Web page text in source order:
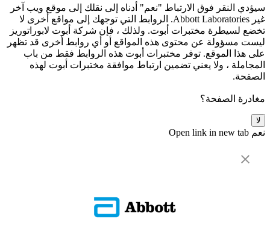
سيؤدي النقر فوق الارتباط "نعم" أدناه إلى نقلك إلى موقع ويب آخر
غير Abbott Laboratories. الروابط التي توجهك إلى مواقع أخرى لا
تخضع لسيطرة مختبرات أبوت. ولذلك ، فإن شركة أبوت لابوراتوريز
ليست مسؤولة عن محتوى هذه المواقع أو أي روابط أخرى قد تظهر
على هذا الموقع. توفر مختبرات أبوت هذه الروابط فقط من باب
المجاملة ، ولا يعني تضمين ارتباط موافقة مختبرات أبوت لهذه
الصفحة.
مغادرة الصفحة؟
لا
نعم Open link in new tab